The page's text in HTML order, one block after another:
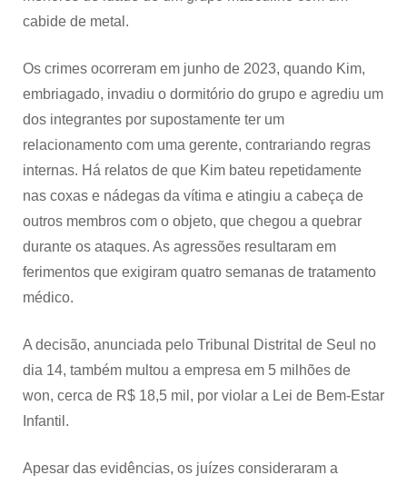
cabide de metal.
Os crimes ocorreram em junho de 2023, quando Kim,
embriagado, invadiu o dormitório do grupo e agrediu um
dos integrantes por supostamente ter um
relacionamento com uma gerente, contrariando regras
internas. Há relatos de que Kim bateu repetidamente
nas coxas e nádegas da vítima e atingiu a cabeça de
outros membros com o objeto, que chegou a quebrar
durante os ataques. As agressões resultaram em
ferimentos que exigiram quatro semanas de tratamento
médico.
A decisão, anunciada pelo Tribunal Distrital de Seul no
dia 14, também multou a empresa em 5 milhões de
won, cerca de R$ 18,5 mil, por violar a Lei de Bem-Estar
Infantil.
Apesar das evidências, os juízes consideraram a